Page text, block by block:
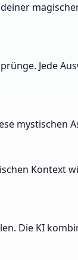
Jede
Kontext
Die KI